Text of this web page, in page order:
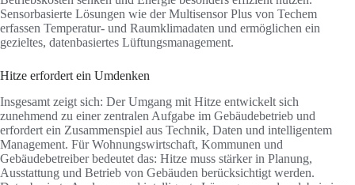
Sensorbasierte Lösungen wie der Multisensor Plus von Techem
erfassen Temperatur- und Raumklimadaten und ermöglichen ein
gezieltes, datenbasiertes Lüftungsmanagement.
Hitze erfordert ein Umdenken
Insgesamt zeigt sich: Der Umgang mit Hitze entwickelt sich
zunehmend zu einer zentralen Aufgabe im Gebäudebetrieb und
erfordert ein Zusammenspiel aus Technik, Daten und intelligentem
Management. Für Wohnungswirtschaft, Kommunen und
Gebäudebetreiber bedeutet das: Hitze muss stärker in Planung,
Ausstattung und Betrieb von Gebäuden berücksichtigt werden.